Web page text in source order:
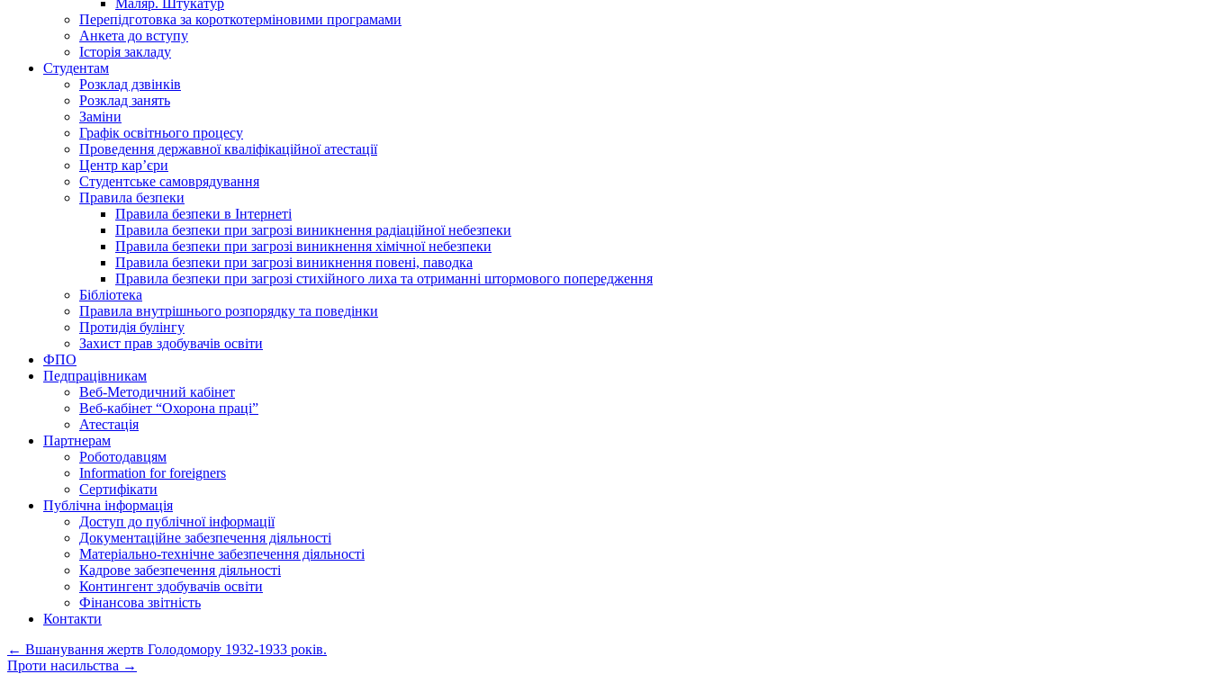
Маляр. Штукатур
Перепідготовка за короткотерміновими програмами
Анкета до вступу
Історія закладу
Студентам
Розклад дзвінків
Розклад занять
Заміни
Графік освітнього процесу
Проведення державної кваліфікаційної атестації
Центр кар’єри
Студентське самоврядування
Правила безпеки
Правила безпеки в Інтернеті
Правила безпеки при загрозі виникнення радіаційної небезпеки
Правила безпеки при загрозі виникнення хімічної небезпеки
Правила безпеки при загрозі виникнення повені, паводка
Правила безпеки при загрозі стихійного лиха та отриманні штормового попередження
Бібліотека
Правила внутрішнього розпорядку та поведінки
Протидія булінгу
Захист прав здобувачів освіти
ФПО
Педпрацівникам
Веб-Методичний кабінет
Веб-кабінет “Охорона праці”
Атестація
Партнерам
Роботодавцям
Information for foreigners
Сертифікати
Публічна інформація
Доступ до публічної інформації
Документаційне забезпечення діяльності
Матеріально-технічне забезпечення діяльності
Кадрове забезпечення діяльності
Контингент здобувачів освіти
Фінансова звітність
Контакти
← Вшанування жертв Голодомору 1932-1933 років.
Проти насильства →